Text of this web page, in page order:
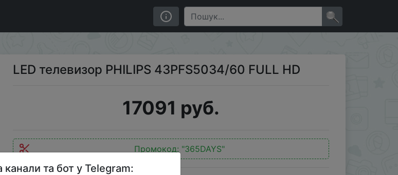
HD
LED телевизор PHILIPS 43PFS5034/60 FULL HD
17091 руб.
Промокод: "365DAYS"
та бот у Telegram: